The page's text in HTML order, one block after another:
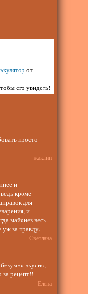
от
его увидеть!
просто
жаклин
и
кроме
для
и
майонез весь
уж за правду.
Светлана
вкусно,
за рецепт!!
Елена